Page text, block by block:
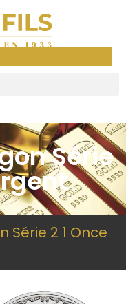
Série
Série 2 1 Once